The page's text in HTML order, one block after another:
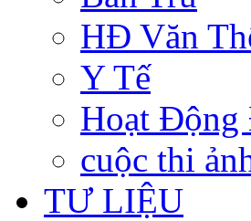
HĐ Văn
Y Tế
Hoạt
cuộc thi
TƯ LIỆU